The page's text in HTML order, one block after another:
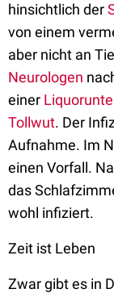
hinsichtlich der
von einem
aber nicht an
Neurologen
einer
Tollwut. Der
Aufnahme. Im
einen Vorfall.
das
wohl infiziert.
Zeit ist Leben
Zwar gibt es in